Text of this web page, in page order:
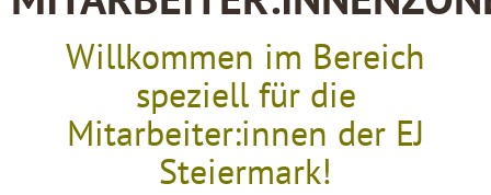
Willkommen im Bereich
speziell für die
Mitarbeiter:innen der EJ
Steiermark!